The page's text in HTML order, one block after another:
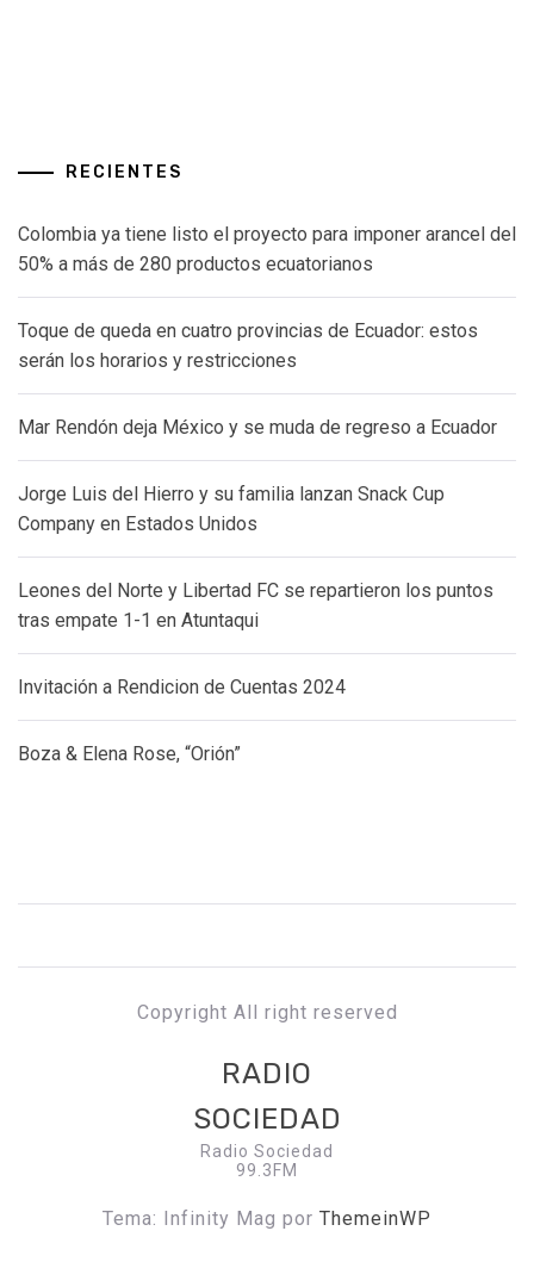
RECIENTES
Colombia ya tiene listo el proyecto para imponer arancel del
50% a más de 280 productos ecuatorianos
Toque de queda en cuatro provincias de Ecuador: estos
serán los horarios y restricciones
Mar Rendón deja México y se muda de regreso a Ecuador
Jorge Luis del Hierro y su familia lanzan Snack Cup
Company en Estados Unidos
Leones del Norte y Libertad FC se repartieron los puntos
tras empate 1-1 en Atuntaqui
Invitación a Rendicion de Cuentas 2024
Boza & Elena Rose, “Orión”
Copyright All right reserved
RADIO
SOCIEDAD
Radio Sociedad
99.3FM
Tema: Infinity Mag por ThemeinWP